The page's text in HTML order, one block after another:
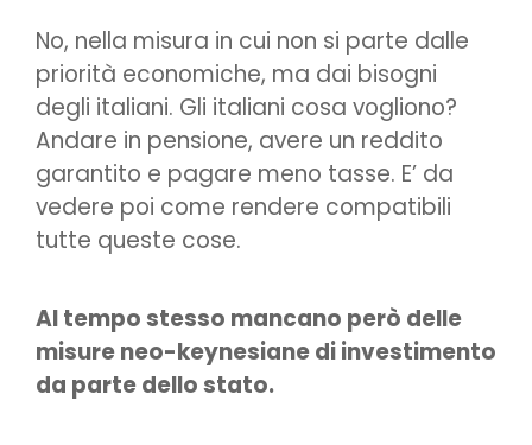
No, nella misura in cui non si parte dalle
priorità economiche, ma dai bisogni
degli italiani. Gli italiani cosa vogliono?
Andare in pensione, avere un reddito
garantito e pagare meno tasse. E’ da
vedere poi come rendere compatibili
tutte queste cose.
Al tempo stesso mancano però delle
misure neo-keynesiane di investimento
da parte dello stato.